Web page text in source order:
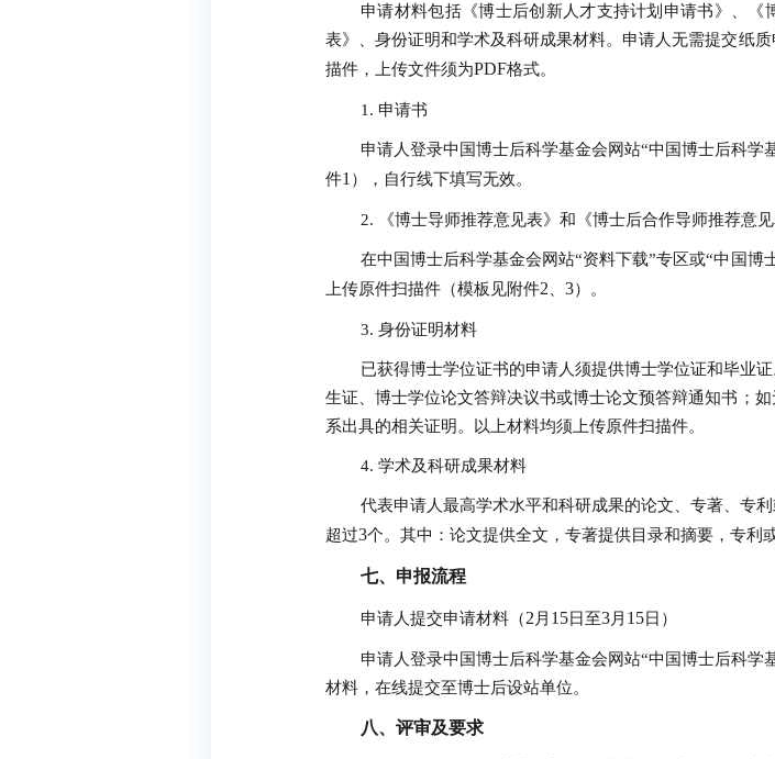
申请材料包括《博士后创新人才支持计划申请书》、
表》、身份证明和学术及科研成果材料。申请人无需提交纸
描件，上传文件须为PDF格式。
1. 申请书
申请人登录中国博士后科学基金会网站“中国博士后科
件1 ），自行线下填写无效。
2. 《博士导师推荐意见表》和《博士后合作导师推荐意见
在中国博士后科学基金会网站“资料下载”专区或“中国
上传原件扫描件（模板见附件2 3）。
3. 身份证明材料
已获得博士学位证书的申请人须提供博士学位证和毕业
生证、博士学位论文答辩决议书或博士论文预答辩通知书；
系出具的相关证明。以上材料均须上传原件扫描件。
4. 学术及科研成果材料
代表申请人最高学术水平和科研成果的论文、专著、专
超过3个。其中：论文提供全文，专著提供目录和摘要，专利
七、申报流程
申请人提交申请材料（2 月 15日至3月 15日）
申请人登录中国博士后科学基金会网站“中国博士后科
材料，在线提交至博士后设站单位。
八、评审及要求